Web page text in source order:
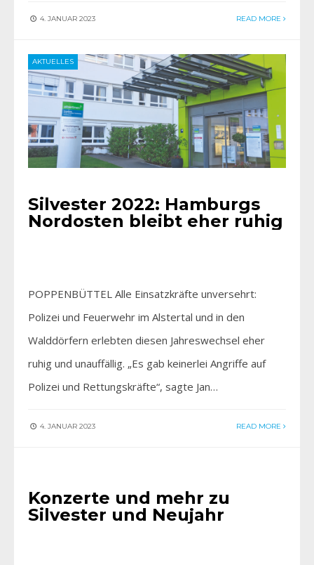
4. JANUAR 2023 READ MORE
AKTUELLES
Silvester 2022: Hamburgs
Nordosten bleibt eher ruhig
POPPENBÜTTEL Alle Einsatzkräfte unversehrt:
Polizei und Feuerwehr im Alstertal und in den
Walddörfern erlebten diesen Jahreswechsel eher
ruhig und unauffällig. „Es gab keinerlei Angriffe auf
Polizei und Rettungskräfte“, sagte Jan…
4. JANUAR 2023 READ MORE
Konzerte und mehr zu
Silvester und Neujahr